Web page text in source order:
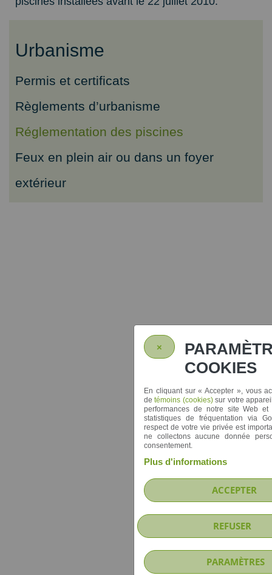
Urbanisme
Permis et certificats
Règlements d’urbanisme
Réglementation des piscines
Feux en plein air ou dans un foyer
extérieur
×
COOKIES
En cliquant sur« Accepter », vous
detémoins (cookies)sur votre
performances de notre site Web et
statistiques de fréquentation via
respect de votre vie privée est
ne collectons aucune donnée
consentement.
Plus d'informations
ACCEPTER
REFUSER
PARAMÈTRES